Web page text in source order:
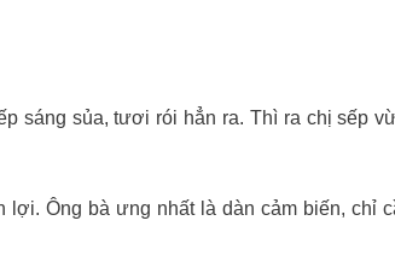
sáng sủa, tươi rói hẳn ra. Thì ra chị sếp
Ông bà ưng nhất là dàn cảm biến, chỉ